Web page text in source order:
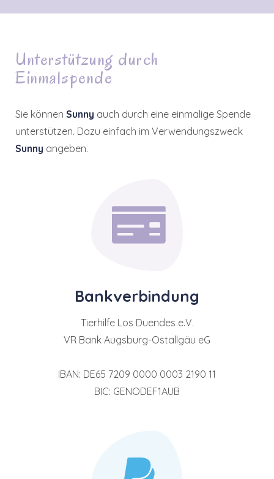
Unterstützung durch
Einmalspende
Sie können Sunny auch durch eine einmalige Spende
unterstützen. Dazu einfach im Verwendungszweck
Sunny angeben.
Bankverbindung
Tierhilfe Los Duendes e.V.
VR Bank Augsburg-Ostallgäu eG
IBAN: DE65 7209 0000 0003 2190 11
BIC: GENODEF1AUB